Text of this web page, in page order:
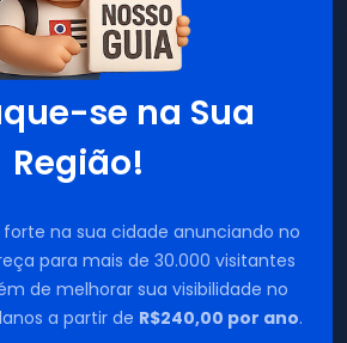
se na Sua
Região!
na sua cidade anunciando no
para mais de 30.000 visitantes
de melhorar sua visibilidade no
a partir de R$240,00 por ano.